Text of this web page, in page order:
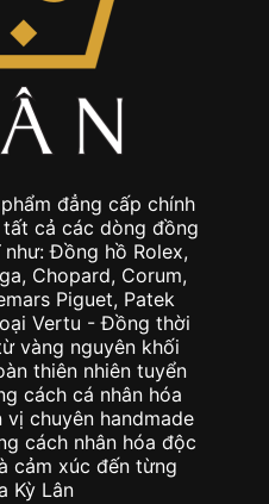
đẳng cấp chính
cả các dòng đồng
Đồng hồ Rolex,
Chopard, Corum,
Piguet, Patek
Vertu - Đồng thời
vàng nguyên khối
thiên nhiên tuyển
cách cá nhân hóa
chuyên handmade
cách nhân hóa độc
cảm xúc đến từng
Kỳ Lân